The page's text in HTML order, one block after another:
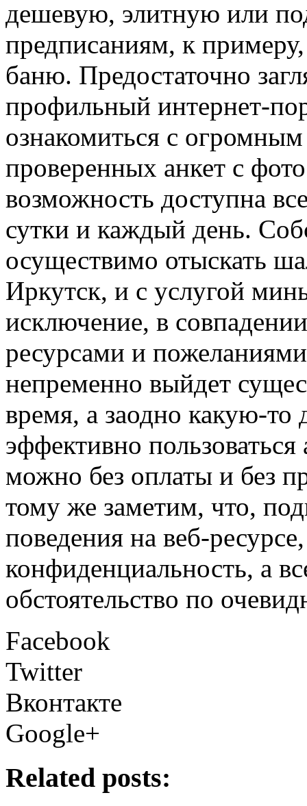
дешевую, элитную или
предписаниям, к
баню. Предостаточно
профильный интернет-
ознакомиться с
проверенных анкет с
возможность доступна
сутки и каждый день.
осуществимо отыскать
Иркутск, и с услугой
исключение, в
ресурсами и
непременно выйдет
время, а заодно какую-
эффективно
можно без оплаты и без
тому же заметим, что,
поведения на веб-
конфиденциальность, а
обстоятельство по
Facebook
Twitter
Вконтакте
Google+
Related posts: